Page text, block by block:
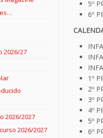
2026/27
2026/2027
2026/2027
5º
6º
1º
2º
3º
4º
5º
6º